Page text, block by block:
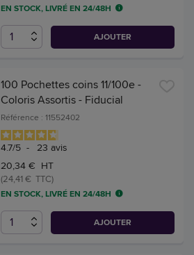
EN STOCK, LIVRÉ EN 24/48H
AJOUTER
100 Pochettes coins 11/100e -
Coloris Assortis - Fiducial
Référence : 11552402
4.7/5 - 23 avis
20,34 € HT
(24,41 € TTC)
EN STOCK, LIVRÉ EN 24/48H
AJOUTER